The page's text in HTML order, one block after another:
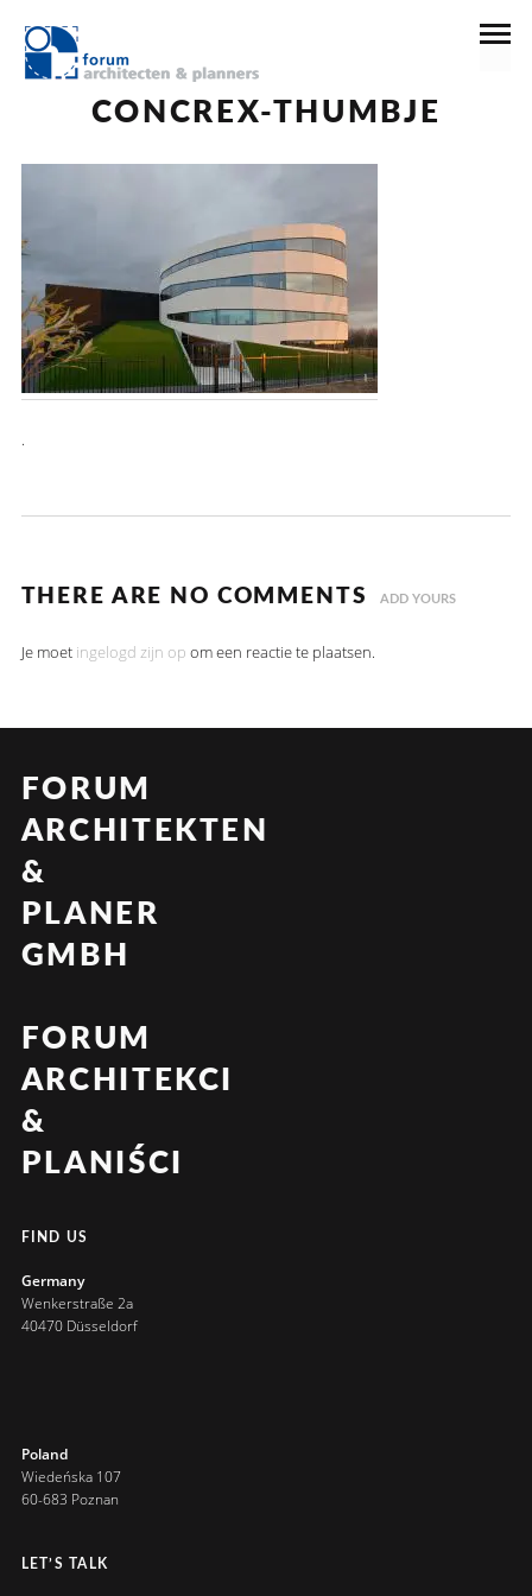
CONCREX-THUMBJE
.
THERE ARE NO COMMENTS ADD YOURS
Je moet ingelogd zijn op om een reactie te plaatsen.
FORUM
ARCHITEKTEN
&
PLANER
GMBH
FORUM
ARCHITEKCI
&
PLANIŚCI
FIND US
Germany
Wenkerstraße 2a
40470 Düsseldorf
Poland
Wiedeńska 107
60-683 Poznan
LET’S TALK